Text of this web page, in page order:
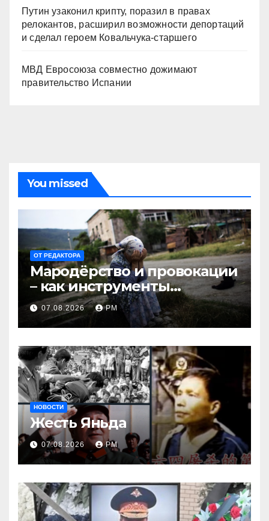
Путин узаконил крипту, поразил в правах
релокантов, расширил возможности депортаций
и сделал героем Ковальчука-старшего
МВД Евросоюза совместно дожимают
правительство Испании
You missed
ОТ РЕДАКТОРА
Мародёрство и провокации
– как инструменты
современной политики
России
07.08.2026 РМ
НОВОСТИ
Жесть Яньда
07.08.2026 РМ